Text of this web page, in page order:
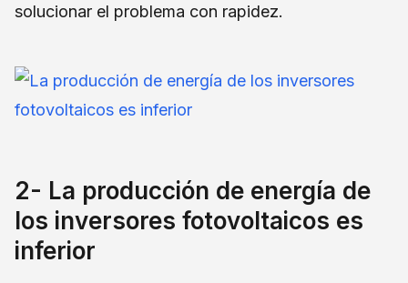
solucionar el problema con rapidez.
2- La producción de energía de
los inversores fotovoltaicos es
inferior